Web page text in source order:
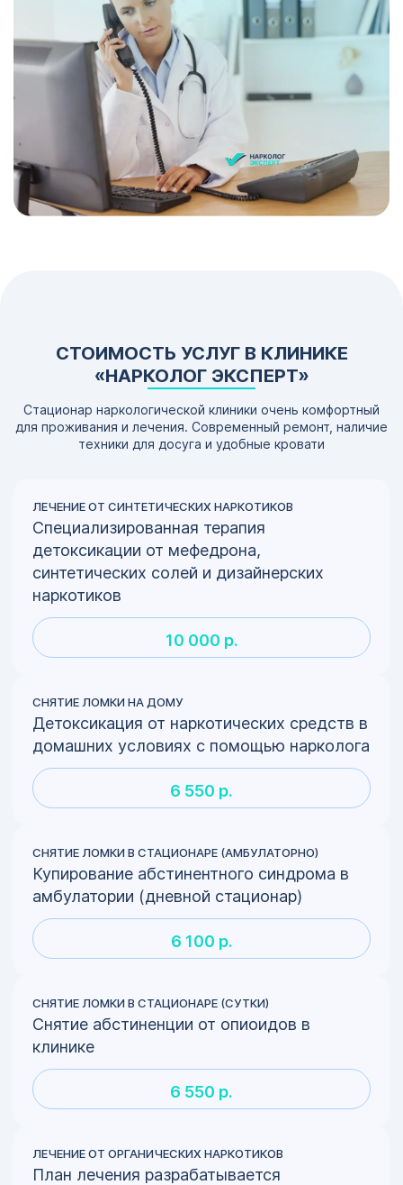
СТОИМОСТЬ УСЛУГ В КЛИНИКЕ
«НАРКОЛОГ ЭКСПЕРТ»
Стационар наркологической клиники очень комфортный
для проживания и лечения. Современный ремонт, наличие
техники для досуга и удобные кровати
ЛЕЧЕНИЕ ОТ СИНТЕТИЧЕСКИХ НАРКОТИКОВ
Специализированная терапия
детоксикации от мефедрона,
синтетических солей и дизайнерских
наркотиков
10 000 р.
СНЯТИЕ ЛОМКИ НА ДОМУ
Детоксикация от наркотических средств в
домашних условиях с помощью нарколога
6 550 р.
СНЯТИЕ ЛОМКИ В СТАЦИОНАРЕ (АМБУЛАТОРНО)
Купирование абстинентного синдрома в
амбулатории (дневной стационар)
6 100 р.
СНЯТИЕ ЛОМКИ В СТАЦИОНАРЕ (СУТКИ)
Снятие абстиненции от опиоидов в
клинике
6 550 р.
ЛЕЧЕНИЕ ОТ ОРГАНИЧЕСКИХ НАРКОТИКОВ
План лечения разрабатывается